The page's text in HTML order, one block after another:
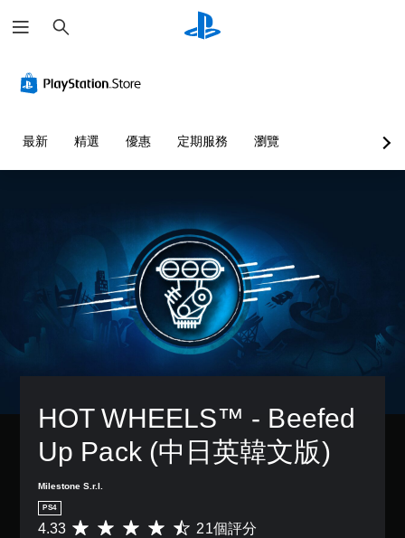
尋
最新 精選 優惠 定期服務 瀏覽
HOT WHEELS™ - Beefed
Up Pack (中日英韓文版)
Milestone S.r.l.
PS4
平
4.33 21個評分